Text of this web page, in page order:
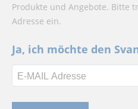
Produkte und Angebote. Bitte
Adresse ein.
Ja, ich möchte den